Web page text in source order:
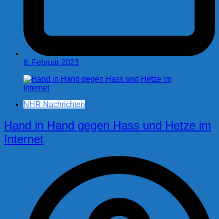
8. Februar 2023
NHR Nachrichten
Hand in Hand gegen Hass und Hetze im
Internet